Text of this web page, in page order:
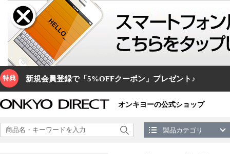
特典 新規会員登録で「5%OFFクーポン」プレゼント♪
オンキヨーの公式ショップ
製品カテゴリ